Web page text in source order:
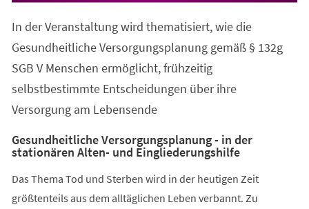
neuen
In der Veranstaltung wird thematisiert, wie die
Gesundheitliche Versorgungsplanung gemäß § 132g
SGB V Menschen ermöglicht, frühzeitig
selbstbestimmte Entscheidungen über ihre
Versorgung am Lebensende
Gesundheitliche Versorgungsplanung - in der
stationären Alten- und Eingliederungshilfe
Das Thema Tod und Sterben wird in der heutigen Zeit
größtenteils aus dem alltäglichen Leben verbannt. Zu